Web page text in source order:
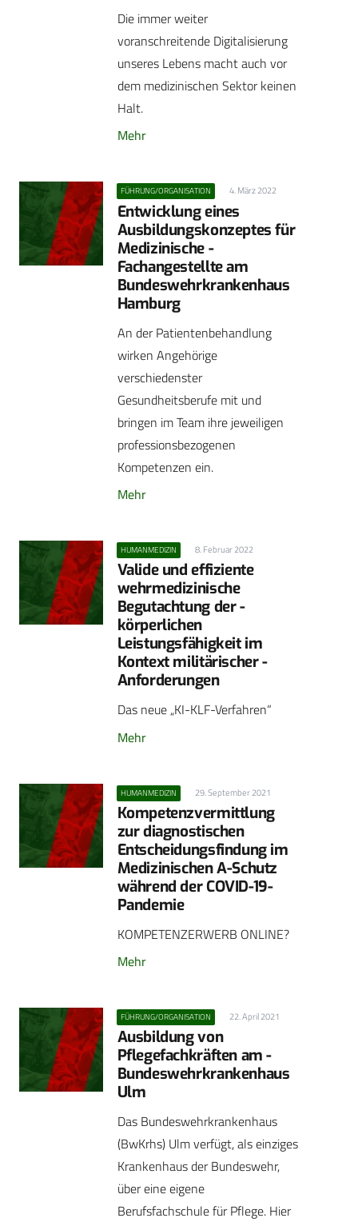
Die immer weiter
voranschreitende Digitalisierung
unseres Lebens macht auch vor
dem medizinischen Sektor keinen
Halt.
Mehr
FÜHRUNG/ORGANISATION 4. März 2022
Entwicklung eines
Ausbildungskonzeptes für
Medizinische ­
Fachangestellte am
Bundeswehrkrankenhaus
Hamburg
An der Patientenbehandlung
wirken Angehörige
verschiedenster
Gesundheitsberufe mit und
bringen im Team ihre jeweiligen
professionsbezogenen
Kompetenzen ein.
Mehr
HUMANMEDIZIN 8. Februar 2022
Valide und effiziente
wehrmedizinische
Begutachtung der ­
körperlichen
Leistungsfähigkeit im
Kontext militärischer ­
Anforderungen
Das neue „KI-KLF-Verfahren“
Mehr
HUMANMEDIZIN 29. September 2021
Kompetenzvermittlung
zur diagnostischen
Entscheidungsfindung im
Medizinischen A-Schutz
während der COVID-19-
Pandemie
KOMPETENZERWERB ONLINE?
Mehr
FÜHRUNG/ORGANISATION 22. April 2021
Ausbildung von
Pflegefachkräften am ­
Bundeswehrkrankenhaus
Ulm
Das Bundeswehrkrankenhaus
(BwKrhs) Ulm verfügt, als einziges
Krankenhaus der Bundeswehr,
über eine eigene
Berufsfachschule für Pflege. Hier